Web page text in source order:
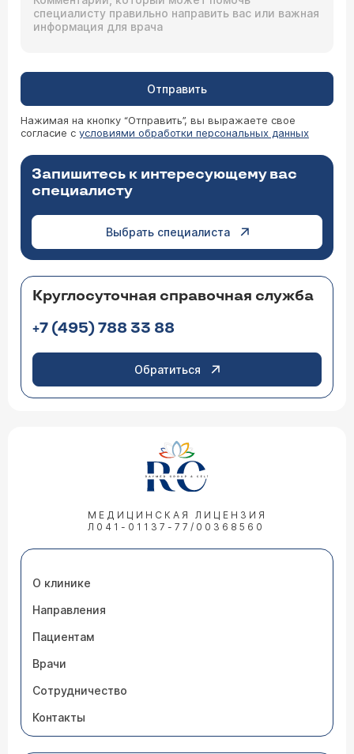
Отправить
Нажимая на кнопку “Отправить”, вы выражаете свое
согласие с условиями обработки персональных данных
Запишитесь к интересующему вас
специалисту
Выбрать специалиста
Круглосуточная справочная служба
+7 (495) 788 33 88
Обратиться
МЕДИЦИНСКАЯ ЛИЦЕНЗИЯ
Л041-01137-77/00368560
О клинике
Направления
Пациентам
Врачи
Сотрудничество
Контакты